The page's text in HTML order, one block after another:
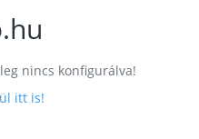
nincs konfigurálva!
itt is!